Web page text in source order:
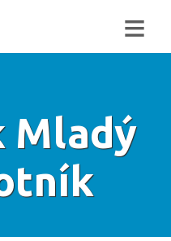
≡
Mladý